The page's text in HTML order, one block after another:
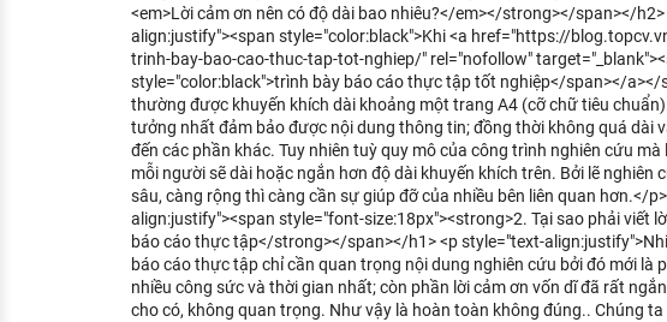
Xu hướng việc làm
XÂY DỰNG VÀ PHÁT TRIỂN ĐỘI NGŨ
TUYỂN DỤNG VIỆC LÀM
<em>Lời cảm ơn nên có độ dài bao nhiêu?</em></strong></span></
align:justify"><span style="color:black">Khi <a href="https://
trinh-bay-bao-cao-thuc-tap-tot-nghiep/" rel="nofollow"
style="color:black">trình bày báo cáo thực tập tốt nghiệp</span></a></
thường được khuyến khích dài khoảng một trang A4 (cỡ chữ tiêu
tưởng nhất đảm bảo được nội dung thông tin; đồng thời không quá dài
đến các phần khác. Tuy nhiên tuỳ quy mô của công trình nghiên cứu mà
mỗi người sẽ dài hoặc ngắn hơn độ dài khuyến khích trên. Bởi lẽ nghiên
sâu, càng rộng thì càng cần sự giúp đỡ của nhiều bên liên quan hơn.</
align:justify"><span style="font-size:18px"><strong>2. Tại sao phải viết
báo cáo thực tập</strong></span></h1> <p style="text-
báo cáo thực tập chỉ cần quan trọng nội dung nghiên cứu bởi đó mới là
nhiều công sức và thời gian nhất; còn phần lời cảm ơn vốn dĩ đã rất
cho có, không quan trọng. Như vậy là hoàn toàn không đúng.. Chúng ta